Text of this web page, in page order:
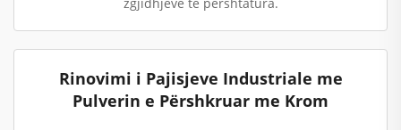
Rinovimi i Pajisjeve Industriale me
Pulverin e Përshkruar me Krom